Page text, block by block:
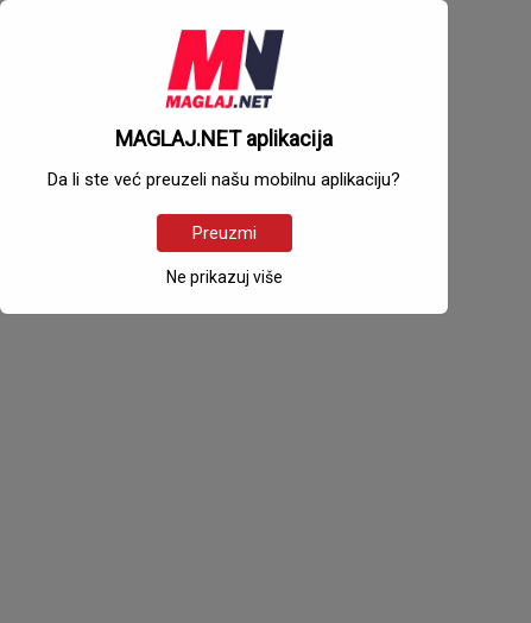
MAGLAJ.NET aplikacija
Da li ste već preuzeli našu mobilnu aplikaciju?
Preuzmi
Ne prikazuj više